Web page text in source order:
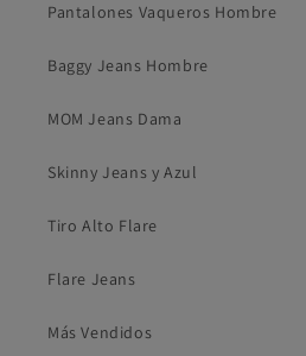
Pantalones Vaqueros Hombre
Baggy Jeans Hombre
MOM Jeans Dama
Skinny Jeans y Azul
Tiro Alto Flare
Flare Jeans
Más Vendidos